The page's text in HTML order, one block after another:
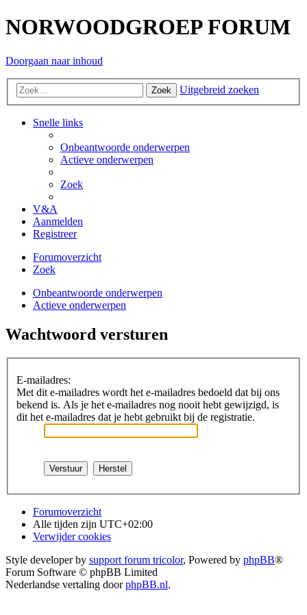
NORWOODGROEP FORUM
Doorgaan naar inhoud
Zoek Uitgebreid zoeken
Snelle links
Onbeantwoorde onderwerpen
Actieve onderwerpen
Zoek
V&A
Aanmelden
Registreer
Forumoverzicht
Zoek
Onbeantwoorde onderwerpen
Actieve onderwerpen
Wachtwoord versturen
E-mailadres:
Met dit e-mailadres wordt het e-mailadres bedoeld dat bij ons
bekend is. Als je het e-mailadres nog nooit hebt gewijzigd, is
dit het e-mailadres dat je hebt gebruikt bij de registratie.
Forumoverzicht
Alle tijden zijn UTC+02:00
Verwijder cookies
Style developer by support forum tricolor, Powered by phpBB®
Forum Software © phpBB Limited
Nederlandse vertaling doorphpBB.nl.